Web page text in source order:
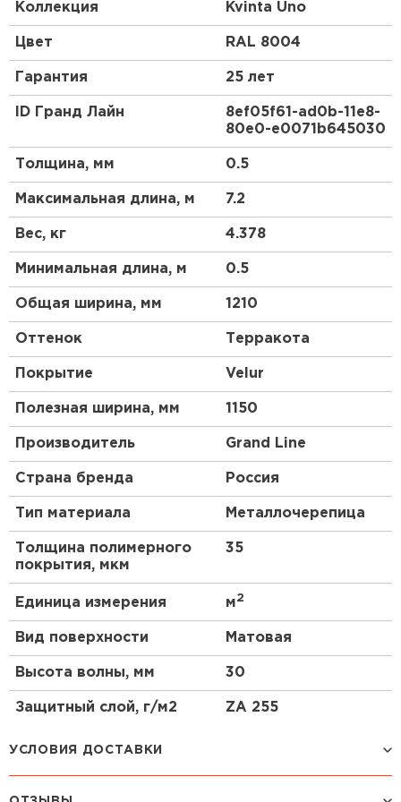
Коллекция Kvinta Uno
Цвет RAL 8004
Гарантия 25 лет
ID Гранд Лайн
8ef05f61-ad0b-11e8-
80e0-e0071b645030
Толщина, мм 0.5
Максимальная длина, м 7.2
Вес, кг 4.378
Минимальная длина, м 0.5
Общая ширина, мм 1210
Оттенок Терракота
Покрытие Velur
Полезная ширина, мм 1150
Производитель Grand Line
Страна бренда Россия
Тип материала Металлочерепица
Толщина полимерного
покрытия, мкм
35
Единица измерения м2
Вид поверхности Матовая
Высота волны, мм 30
Защитный слой, г/м2 ZA 255
УСЛОВИЯ ДОСТАВКИ